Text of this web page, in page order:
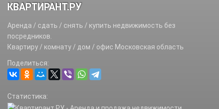
КВАРТИРАНТ.РУ
Аренда / сдать / снять / купить недвижимость без
посредников.
Квартиру / комнату / дом / офис Московская область
Поделиться:
Статистика: